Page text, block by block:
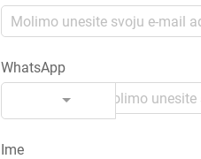
WhatsApp
Ime